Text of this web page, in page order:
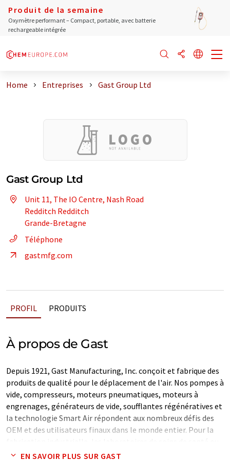
Produit de la semaine
Oxymètre performant – Compact, portable, avec batterie
rechargeable intégrée
Home Entreprises Gast Group Ltd
Gast Group Ltd
Unit 11, The IO Centre, Nash Road
Redditch Redditch
Grande-Bretagne
Téléphone
gastmfg.com
PROFIL PRODUITS
À propos de Gast
Depuis 1921, Gast Manufacturing, Inc. conçoit et fabrique des
produits de qualité pour le déplacement de l'air. Nos pompes à
vide, compresseurs, moteurs pneumatiques, moteurs à
engrenages, générateurs de vide, soufflantes régénératives et
la technologie Smart Air répondent aux nombreux défis des
OEM et des utilisateurs finaux dans le monde entier. Pour la
les applications de nettoyage environnemental, Gast fournit
EN SAVOIR PLUS SUR GAST